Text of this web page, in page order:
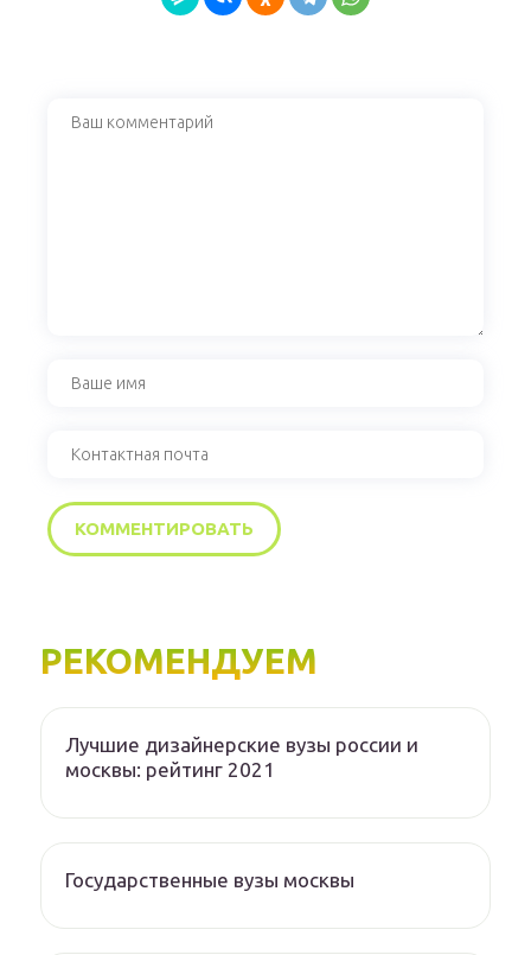
РЕКОМЕНДУЕМ
Лучшие дизайнерские вузы россии и
москвы: рейтинг 2021
Государственные вузы москвы